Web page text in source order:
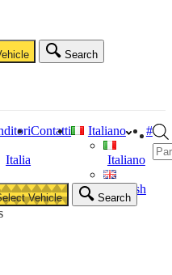
Search
Italia
Contatti Italiano
Italiano
English
#
Vehicle Search